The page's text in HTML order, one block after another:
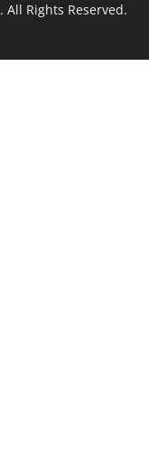
Rights Reserved.